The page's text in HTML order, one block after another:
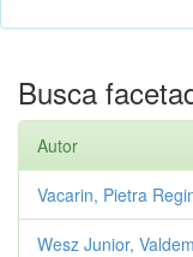
Busca
Autor
Vacarin, Pietra
Wesz Junior,